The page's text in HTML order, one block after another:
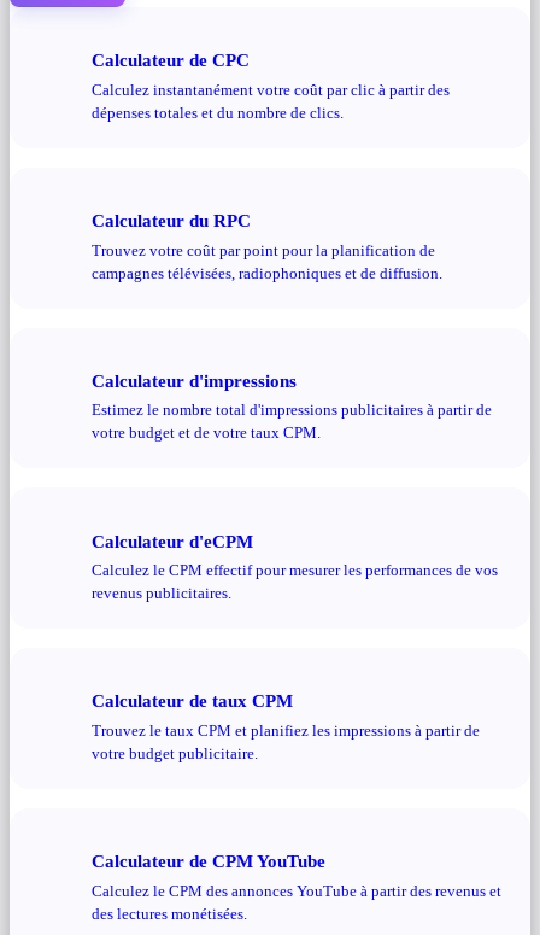
Calculateur de CPC
Calculez instantanément votre coût par clic à partir des
dépenses totales et du nombre de clics.
Calculateur du RPC
Trouvez votre coût par point pour la planification de
campagnes télévisées, radiophoniques et de diffusion.
Calculateur d'impressions
Estimez le nombre total d'impressions publicitaires à partir de
votre budget et de votre taux CPM.
Calculateur d'eCPM
Calculez le CPM effectif pour mesurer les performances de vos
revenus publicitaires.
Calculateur de taux CPM
Trouvez le taux CPM et planifiez les impressions à partir de
votre budget publicitaire.
Calculateur de CPM YouTube
Calculez le CPM des annonces YouTube à partir des revenus et
des lectures monétisées.